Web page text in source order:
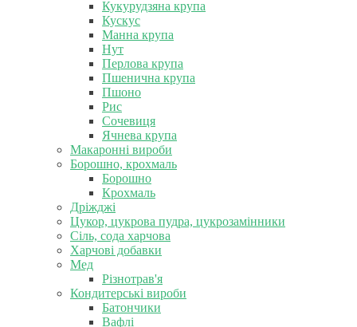
Кукурудзяна крупа
Кускус
Манна крупа
Нут
Перлова крупа
Пшенична крупа
Пшоно
Рис
Сочевиця
Ячнева крупа
Макаронні вироби
Борошно, крохмаль
Борошно
Крохмаль
Дріжджі
Цукор, цукрова пудра, цукрозамінники
Сіль, сода харчова
Харчові добавки
Мед
Різнотрав'я
Кондитерські вироби
Батончики
Вафлі